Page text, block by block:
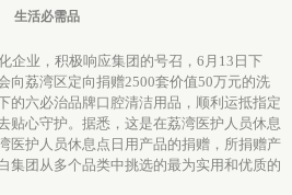
生活必需品
企业，积极响应集团的号召， 6月13日下
向荔湾区定向捐赠2500套价值50万元的洗
的六必治品牌口腔清洁用品， 顺利运抵指定
贴心守护。 据悉，这是在荔湾医护人员休息
医护人员休息点日用产品的捐赠，所捐赠产
集团从多个品类中挑选的最为实用和优质的